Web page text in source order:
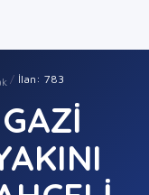
İlan: 783